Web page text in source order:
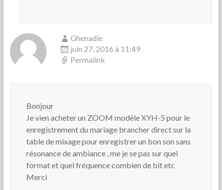
Ghenadie
juin 27, 2016 à 11:49
Permalink
Bonjour
Je vien acheter un ZOOM modèle XYH-5 pour le
enregistrement du mariage brancher direct sur la
table de mixage pour enregistrer un bon son sans
résonance de ambiance , me je se pas sur quel
format et quel fréquence combien de bit etc
Merci